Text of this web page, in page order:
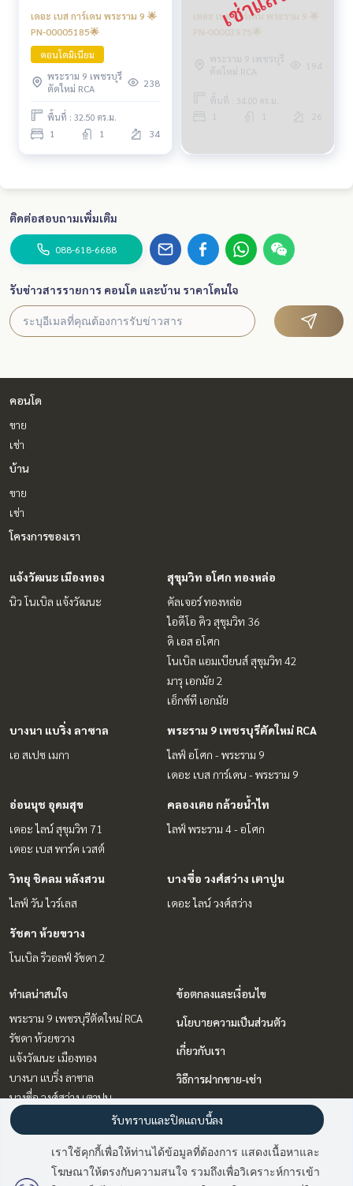
เดอะ เบส การ์เดน พระราม 9 🌟
PN-00005185🌟
คอนโดมิเนียม
พระราม 9 เพชรบุรี
ตัดใหม่ RCA
238
พื้นที่ : 32.50 ตร.ม.
1 1 34
เดอะ เบส การ์เดน พระราม 9 🌟
PN-00003975🌟
พระราม 9 เพชรบุรี
ตัดใหม่ RCA
194
พื้นที่ : 34.00 ตร.ม.
26
มี2คนกำลังดูประกาศนี้
ติดต่อสอบถามเพิ่มเติม
088-618-6688
รับข่าวสารรายการ คอนโด และบ้าน ราคาโดนใจ
คอนโด
ขาย
เช่า
บ้าน
ขาย
เช่า
โครงการของเรา
แจ้งวัฒนะ เมืองทอง
นิว โนเบิล แจ้งวัฒนะ
สุขุมวิท อโศก ทองหล่อ
คัลเจอร์ ทองหล่อ
ไอดีโอ คิว สุขุมวิท 36
ดิ เอส อโศก
โนเบิล แอมเบียนส์ สุขุมวิท 42
มารุ เอกมัย 2
เอ็กซ์ที เอกมัย
บางนา แบริ่ง ลาซาล
เอ สเปซ เมกา
พระราม 9 เพชรบุรีตัดใหม่ RCA
ไลฟ์ อโศก - พระราม 9
เดอะ เบส การ์เดน - พระราม 9
อ่อนนุช อุดมสุข
เดอะ ไลน์ สุขุมวิท 71
เดอะ เบส พาร์ค เวสต์
คลองเตย กล้วยน้ำไท
ไลฟ์ พระราม 4 - อโศก
วิทยุ ชิดลม หลังสวน
ไลฟ์ วัน ไวร์เลส
บางซื่อ วงศ์สว่าง เตาปูน
เดอะ ไลน์ วงศ์สว่าง
รัชดา ห้วยขวาง
โนเบิล รีวอลฟ์ รัชดา 2
ทำเลน่าสนใจ
พระราม 9 เพชรบุรีตัดใหม่ RCA
รัชดา ห้วยขวาง
แจ้งวัฒนะ เมืองทอง
บางนา แบริ่ง ลาซาล
บางซื่อ วงศ์สว่าง เตาปูน
วิทยุ ชิดลม หลังสวน
คลองเตย กล้วยน้ำไท
สุขุมวิท อโศก ทองหล่อ
อ่อนนุช อุดมสุข
ข้อตกลงและเงื่อนไข
นโยบายความเป็นส่วนตัว
เกี่ยวกับเรา
วิธีการฝากขาย-เช่า
ติดต่อ
เราใช้คุกกี้เพื่อให้ท่านได้ข้อมูลที่ต้องการ แสดงเนื้อหาและ
โฆษณาให้ตรงกับความสนใจ รวมถึงเพื่อวิเคราะห์การเข้า
รับทราบและปิดแถบนี้ลง